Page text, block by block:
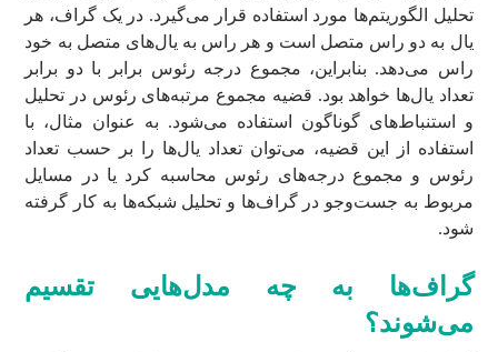
تحلیل الگوریتم‌ها مورد استفاده قرار می‌گیرد. در یک گراف، هر
یال به دو راس متصل است و هر راس به یال‌های متصل به خود
راس می‌دهد. بنابراین، مجموع درجه رئوس برابر با دو برابر
تعداد یال‌ها خواهد بود. قضیه مجموع مرتبه‌های رئوس در تحلیل
و استنباط‌های گوناگون استفاده می‌شود. به عنوان مثال، با
استفاده از این قضیه، می‌توان تعداد یال‌ها را بر حسب تعداد
رئوس و مجموع درجه‌های رئوس محاسبه کرد یا در مسایل
مربوط به جست‌وجو در گراف‌ها و تحلیل شبکه‌ها به کار گرفته
شود.
گراف‌ها به چه مدل‌هایی تقسیم
می‌شوند؟